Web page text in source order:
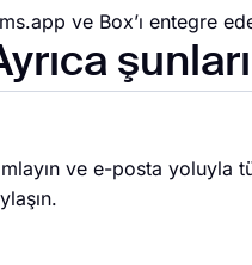
ve Box’ı entegre
ve e-posta yoluyla